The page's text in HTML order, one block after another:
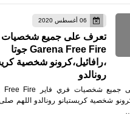
06 أغسطس 2020
تعرف على جميع شخصيات
Garena Free Fire جوتا
،رافائيل،كرونو شخصية
رونالدو
شخصية كريستيانو رونالدو اللهم